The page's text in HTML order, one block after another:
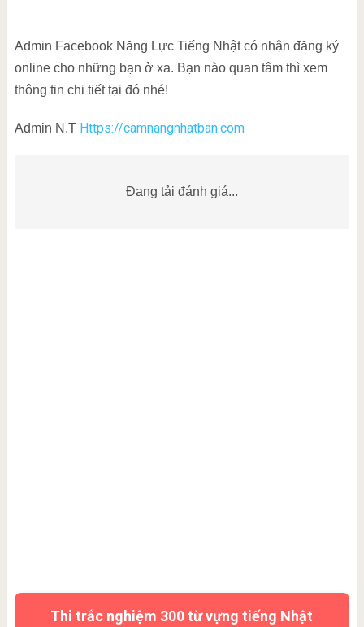
Admin Facebook Năng Lực Tiếng Nhật có nhận đăng ký
online cho những bạn ở xa. Bạn nào quan tâm thì xem
thông tin chi tiết tại đó nhé!
Admin N.T Https://camnangnhatban.com
Đang tải đánh giá...
Thi trắc nghiệm 300 từ vựng tiếng Nhật